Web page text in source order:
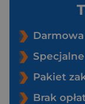
Pakiet
Brak